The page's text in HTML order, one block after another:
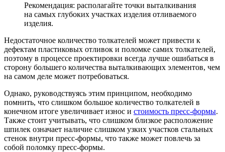
Рекомендация: располагайте точки выталкивания
на самых глубоких участках изделия отливаемого
изделия.
Недостаточное количество толкателей может привести к
дефектам пластиковых отливок и поломке самих толкателей,
поэтому в процессе проектировки всегда лучше ошибаться в
сторону большего количества выталкивающих элементов, чем
на самом деле может потребоваться.
Однако, руководствуясь этим принципом, необходимо
помнить, что слишком большое количество толкателей в
конечном итоге увеличивает износ и стоимость пресс-формы.
Также стоит учитывать, что слишком близкое расположение
шпилек означает наличие слишком узких участков стальных
стенок внутри пресс-формы, что также может повлечь за
собой поломку пресс-формы.